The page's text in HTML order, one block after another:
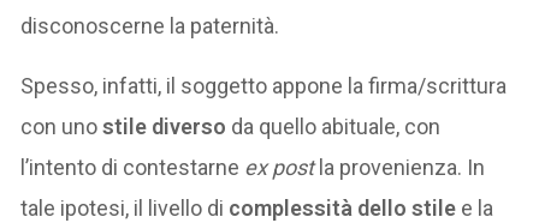
disconoscerne la paternità.
Spesso, infatti, il soggetto appone la firma/scrittura
con unostile diverso da quello abituale, con
l’intento di contestarne ex postla provenienza. In
tale ipotesi, il livello di complessità dello stile e la